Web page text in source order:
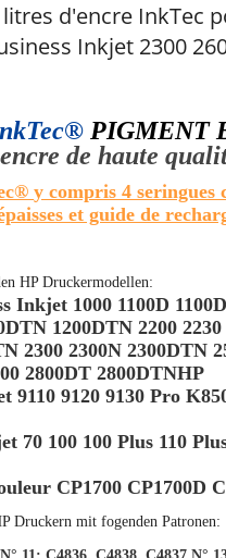
d'encre InkTec
Inkjet 2300
PIGMENT
encre de haute
y compris 4 seringues
et guide de
HP Druckermodellen:
Inkjet 1000 1100D
1200DTN 2200 2230
2300 2300N 2300DTN
2800DT 2800DTNHP
9110 9120 9130 Pro
70 100 100 Plus 110
CP1700 CP1700D
Druckern mit fogenden Patronen: